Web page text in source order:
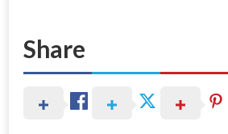
Share